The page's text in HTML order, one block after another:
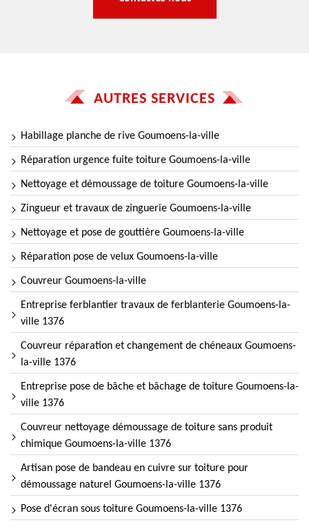
AUTRES SERVICES
Habillage planche de rive Goumoens-la-ville
Réparation urgence fuite toiture Goumoens-la-ville
Nettoyage et démoussage de toiture Goumoens-la-ville
Zingueur et travaux de zinguerie Goumoens-la-ville
Nettoyage et pose de gouttière Goumoens-la-ville
Réparation pose de velux Goumoens-la-ville
Couvreur Goumoens-la-ville
Entreprise ferblantier travaux de ferblanterie Goumoens-la-
ville 1376
Couvreur réparation et changement de chéneaux Goumoens-
la-ville 1376
Entreprise pose de bâche et bâchage de toiture Goumoens-la-
ville 1376
Couvreur nettoyage démoussage de toiture sans produit
chimique Goumoens-la-ville 1376
Artisan pose de bandeau en cuivre sur toiture pour
démoussage naturel Goumoens-la-ville 1376
Pose d'écran sous toiture Goumoens-la-ville 1376